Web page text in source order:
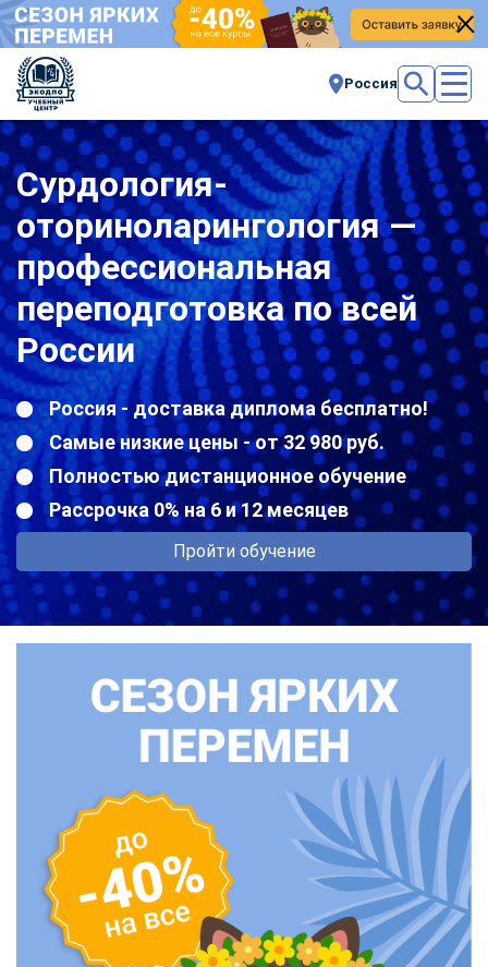
Россия
Сурдология-
оториноларингология —
профессиональная
переподготовка по всей
России
Россия - доставка диплома бесплатно!
Самые низкие цены - от 32 980 руб.
Полностью дистанционное обучение
Рассрочка 0% на 6 и 12 месяцев
Пройти обучение